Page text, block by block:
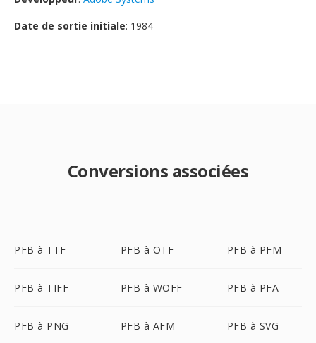
Date de sortie initiale: 1984
Conversions associées
PFB à TTF PFB à OTF PFB à PFM
PFB à TIFF PFB à WOFF PFB à PFA
PFB à PNG PFB à AFM PFB à SVG